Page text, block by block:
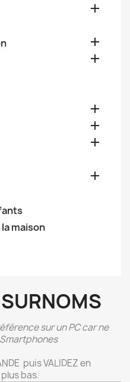







maison
sur un PC car ne
puis VALIDEZ en
plus bas.